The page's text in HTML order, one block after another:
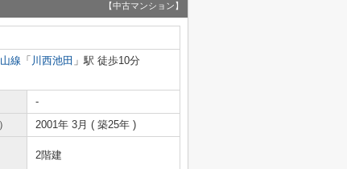
【中古マンション】
線 「 川西池田 」駅 徒歩10分
-
2001年 3月 ( 築25年 )
2階建